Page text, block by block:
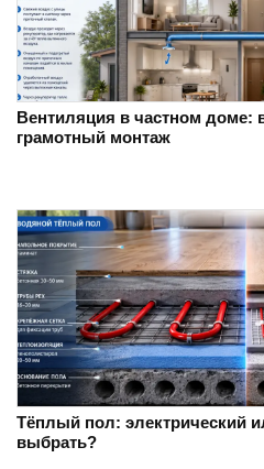
Вентиляция в частном доме:
грамотный монтаж
Тёплый пол: электрический
выбрать?